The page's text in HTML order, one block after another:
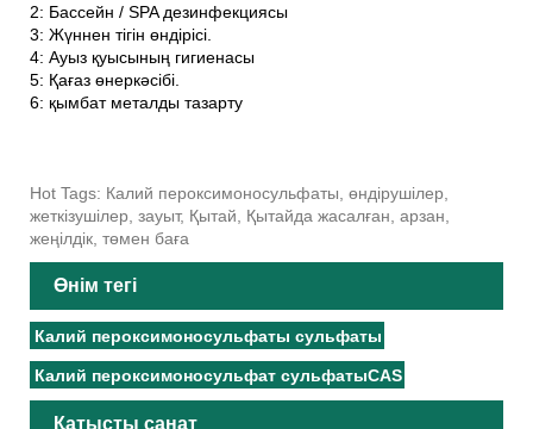
2: Бассейн / SPA дезинфекциясы
3: Жүннен тігін өндірісі.
4: Ауыз қуысының гигиенасы
5: Қағаз өнеркәсібі.
6: қымбат металды тазарту
Hot Tags: Калий пероксимоносульфаты, өндірушілер,
жеткізушілер, зауыт, Қытай, Қытайда жасалған, арзан,
жеңілдік, төмен баға
Өнім тегі
Калий пероксимоносульфаты сульфаты
Калий пероксимоносульфат сульфатыCAS
Қатысты санат